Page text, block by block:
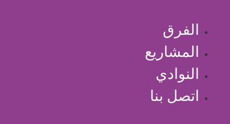
الفرق
المشاريع
النوادي
اتصل بنا